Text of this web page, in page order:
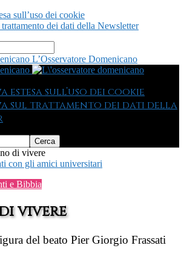
sull’uso dei cookie
dei dati della Newsletter
L’Osservatore Domenicano
estesa sull’uso dei cookie
sul trattamento dei dati della
di vivere
e Bibbia
vivere
del beato Pier Giorgio Frassati